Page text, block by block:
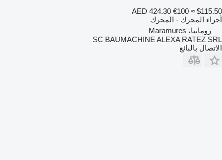
AED 424.30 €100 ≈ $115.50
أجزاء المحرك - المحرك
رومانيا، Maramures
SC BAUMACHINE ALEXA RATEZ SRL
الاتصال بالبائع